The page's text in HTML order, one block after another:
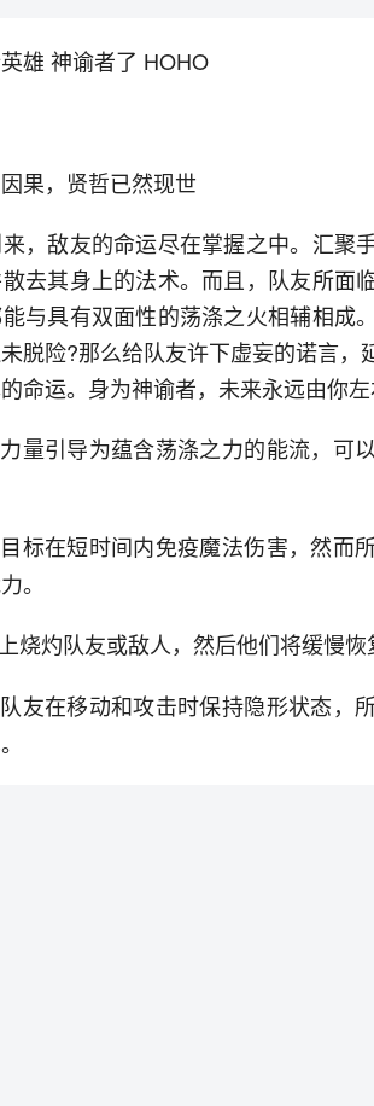
雄 神谕者了 HOHO
果，贤哲已然现世
，敌友的命运尽在掌握之中。汇聚
去其身上的法术。而且，队友所面
与具有双面性的荡涤之火相辅相成
脱险?那么给队友许下虚妄的诺言
命运。身为神谕者，未来永远由你左
量引导为蕴含荡涤之力的能流，可
标在短时间内免疫魔法伤害，然而
。
烧灼队友或敌人，然后他们将缓慢恢
友在移动和攻击时保持隐形状态，